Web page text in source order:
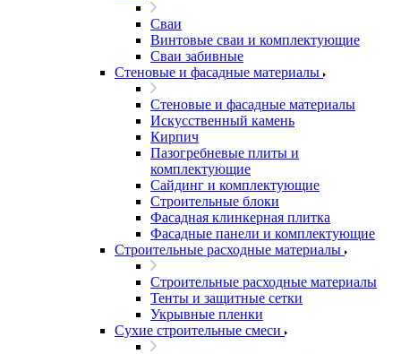
Сваи
Винтовые сваи и комплектующие
Сваи забивные
Стеновые и фасадные материалы
Стеновые и фасадные материалы
Искусственный камень
Кирпич
Пазогребневые плиты и
комплектующие
Сайдинг и комплектующие
Строительные блоки
Фасадная клинкерная плитка
Фасадные панели и комплектующие
Строительные расходные материалы
Строительные расходные материалы
Тенты и защитные сетки
Укрывные пленки
Сухие строительные смеси